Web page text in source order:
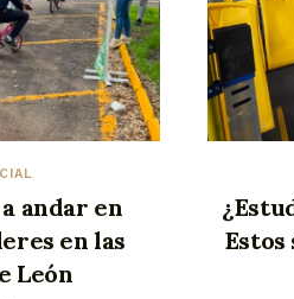
andar en
en las
León